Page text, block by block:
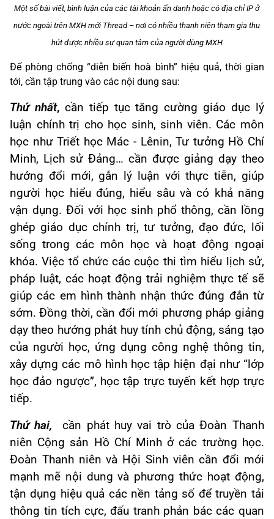
Một số bài viết, bình luận của các tài khoản ẩn danh hoặc có địa chỉ IP ở
nước ngoài trên MXH mới Thread – nơi có nhiều thanh niên tham gia thu
hút được nhiều sự quan tâm của người dùng MXH
Để phòng chống “diễn biến hoà bình” hiệu quả, thời gian
tới, cần tập trung vào các nội dung sau:
Thứ nhất,cần tiếp tục tăng cường giáo dục lý
luận chính trị cho học sinh, sinh viên. Các môn
học như Triết học Mác - Lênin, Tư tưởng Hồ Chí
Minh, Lịch sử Đảng… cần được giảng dạy theo
hướng đổi mới, gắn lý luận với thực tiễn, giúp
người học hiểu đúng, hiểu sâu và có khả năng
vận dụng. Đối với học sinh phổ thông, cần lồng
ghép giáo dục chính trị, tư tưởng, đạo đức, lối
sống trong các môn học và hoạt động ngoại
khóa. Việc tổ chức các cuộc thi tìm hiểu lịch sử,
pháp luật, các hoạt động trải nghiệm thực tế sẽ
giúp các em hình thành nhận thức đúng đắn từ
sớm. Đồng thời, cần đổi mới phương pháp giảng
dạy theo hướng phát huy tính chủ động, sáng tạo
của người học, ứng dụng công nghệ thông tin,
xây dựng các mô hình học tập hiện đại như “lớp
học đảo ngược”, học tập trực tuyến kết hợp trực
tiếp.
Thứ hai,cần phát huy vai trò của Đoàn Thanh
niên Cộng sản Hồ Chí Minh ở các trường học.
Đoàn Thanh niên và Hội Sinh viên cần đổi mới
mạnh mẽ nội dung và phương thức hoạt động,
tận dụng hiệu quả các nền tảng số để truyền tải
thông tin tích cực, đấu tranh phản bác các quan